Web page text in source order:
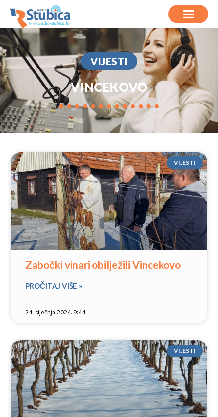
VIJESTI
VINCEKOVO
VIJESTI
Zabočki vinari obilježili Vincekovo
PROČITAJ VIŠE »
24. siječnja 2024. 9:44
VIJESTI